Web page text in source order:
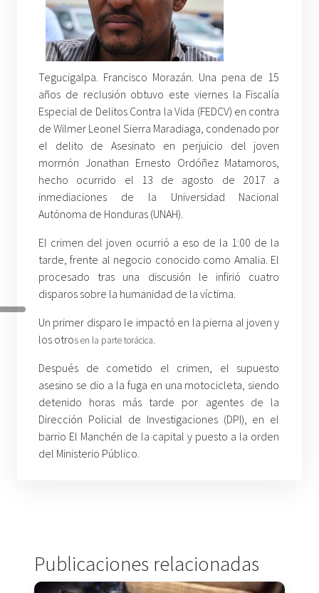
Tegucigalpa. Francisco Morazán. Una pena de 15
años de reclusión obtuvo este viernes la Fiscalía
Especial de Delitos Contra la Vida (FEDCV) en contra
de Wilmer Leonel Sierra Maradiaga, condenado por
el delito de Asesinato en perjuicio del joven
mormón Jonathan Ernesto Ordóñez Matamoros,
hecho ocurrido el 13 de agosto de 2017 a
inmediaciones de la Universidad Nacional
Autónoma de Honduras (UNAH).
El crimen del joven ocurrió a eso de la 1:00 de la
tarde, frente al negocio conocido como Amalia. El
procesado tras una discusión le infirió cuatro
disparos sobre la humanidad de la víctima.
Un primer disparo le impactó en la pierna al joven y
los otrosen la parte torácica.
Después de cometido el crimen, el supuesto
asesino se dio a la fuga en una motocicleta, siendo
detenido horas más tarde por agentes de la
Dirección Policial de Investigaciones (DPI), en el
barrio El Manchén de la capital y puesto a la orden
del Ministerio Público.
Publicaciones relacionadas